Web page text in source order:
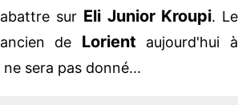
sur Eli Junior Kroupi. Le
de Lorient aujourd'hui à
ne sera pas donné...